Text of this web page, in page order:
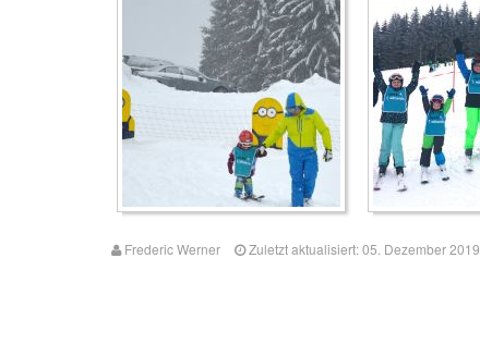
Frederic Werner Zuletzt aktualisiert: 05. Dezember 2019